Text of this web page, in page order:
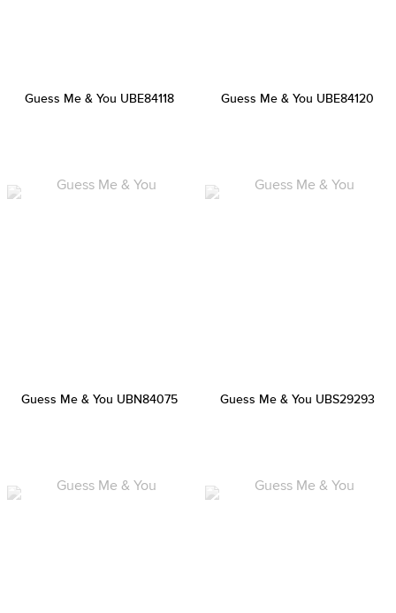
Guess Me & You UBE84118 Guess Me & You UBE84120
Guess Me & You UBN84075 Guess Me & You UBS29293